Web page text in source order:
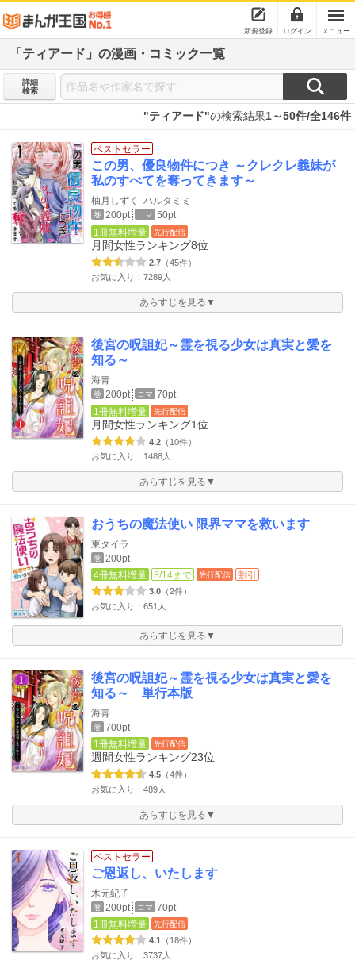
新規登録 ログイン メニュー
「ティアード」の漫画・コミック一覧
詳細
検索
"ティアード"の検索結果1～50件/全146件
ベストセラー
この男、優良物件につき ～クレクレ義妹が
私のすべてを奪ってきます～
柚月しずく ハルタミミ
巻 200pt コマ 50pt
1冊無料増量
先行配信
月間女性ランキング8位
2.7 （45件）
お気に入り：7289人
あらすじを見る▼
後宮の呪詛妃～霊を視る少女は真実と愛を
知る～
海青
巻 200pt コマ 70pt
1冊無料増量
先行配信
月間女性ランキング1位
4.2 （10件）
お気に入り：1488人
あらすじを見る▼
おうちの魔法使い 限界ママを救います
東タイラ
巻 200pt
4冊無料増量
8/14まで 先行配信 割引
3.0 （2件）
お気に入り：651人
あらすじを見る▼
後宮の呪詛妃～霊を視る少女は真実と愛を
知る～ 単行本版
海青
巻 700pt
1冊無料増量
先行配信
週間女性ランキング23位
4.5 （4件）
お気に入り：489人
あらすじを見る▼
ベストセラー
ご恩返し、いたします
木元紀子
巻 200pt コマ 70pt
1冊無料増量
先行配信
4.1 （18件）
お気に入り：3737人